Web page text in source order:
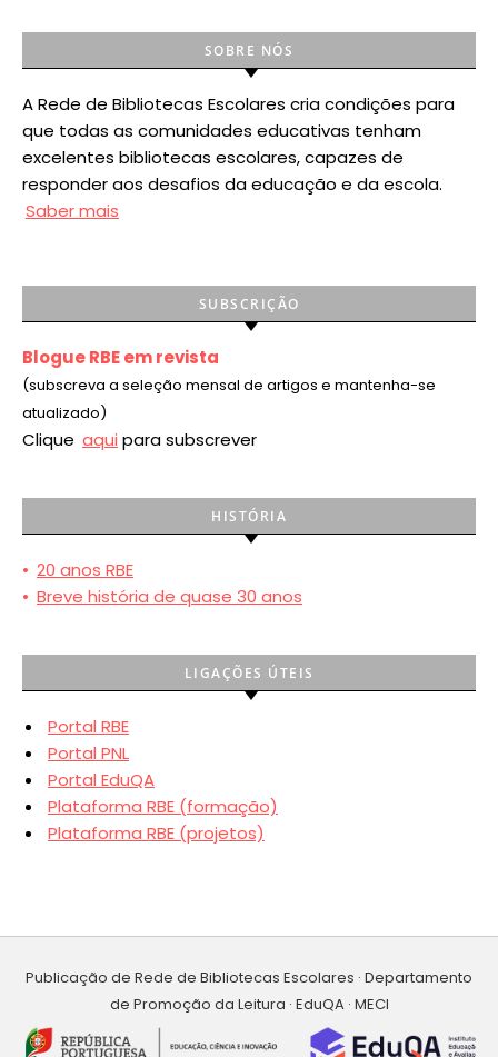
SOBRE NÓS
A Rede de Bibliotecas Escolares cria condições para
que todas as comunidades educativas tenham
excelentes bibliotecas escolares, capazes de
responder aos desafios da educação e da escola.
Saber mais
SUBSCRIÇÃO
Blogue RBE em revista
(subscreva a seleção mensal de artigos e mantenha-se
atualizado)
Clique aqui para subscrever
HISTÓRIA
• 20 anos RBE
• Breve história de quase 30 anos
LIGAÇÕES ÚTEIS
Portal RBE
Portal PNL
Portal EduQA
Plataforma RBE (formação)
Plataforma RBE (projetos)
Publicação de Rede de Bibliotecas Escolares · Departamento
de Promoção da Leitura · EduQA · MECI